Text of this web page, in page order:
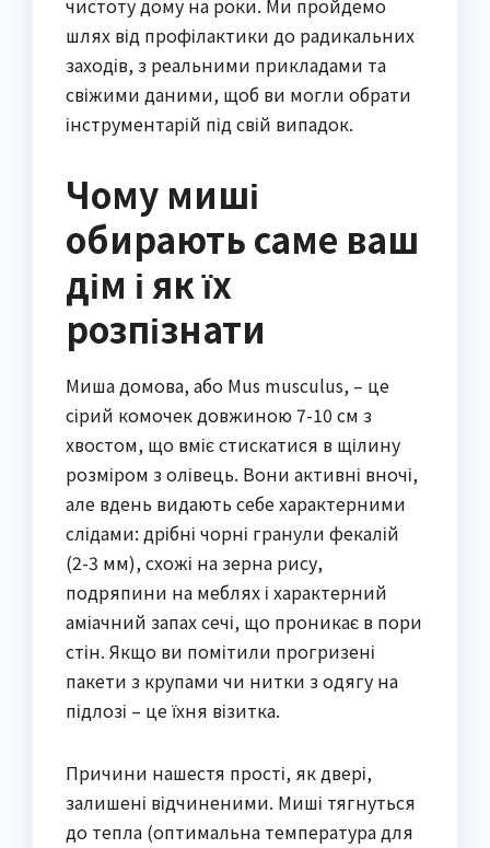
шлях від профілактики до радикальних
заходів, з реальними прикладами та
свіжими даними, щоб ви могли обрати
інструментарій під свій випадок.
Чому миші
обирають саме ваш
дім і як їх
розпізнати
Миша домова, або Mus musculus, – це
сірий комочек довжиною 7-10 см з
хвостом, що вміє стискатися в щілину
розміром з олівець. Вони активні вночі,
але вдень видають себе характерними
слідами: дрібні чорні гранули фекалій
(2-3 мм), схожі на зерна рису,
подряпини на меблях і характерний
аміачний запах сечі, що проникає в пори
стін. Якщо ви помітили прогризені
пакети з крупами чи нитки з одягу на
підлозі – це їхня візитка.
Причини нашестя прості, як двері,
залишені відчиненими. Миші тягнуться
до тепла (оптимальна температура для